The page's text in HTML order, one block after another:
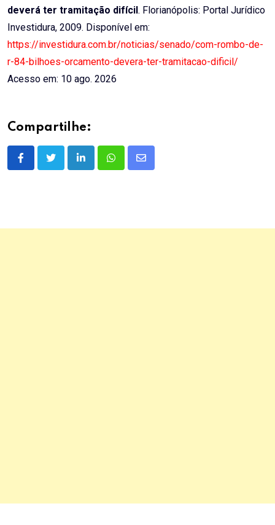
deverá ter tramitação difícil . Florianópolis: Portal Jurídico
Investidura, 2009. Disponível em:
https://investidura.com.br/noticias/senado/com-rombo-de-
r-84-bilhoes-orcamento-devera-ter-tramitacao-dificil/
Acesso em: 10 ago. 2026
Compartilhe:
LinkedInWhatsappShare